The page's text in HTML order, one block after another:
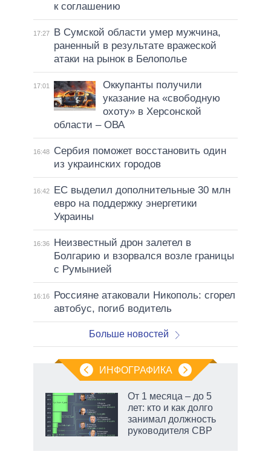
к соглашению
17:27
В Сумской области умер мужчина,
раненный в результате вражеской
атаки на рынок в Белополье
17:01
Оккупанты получили
указание на «свободную
охоту» в Херсонской
области – ОВА
16:48
Сербия поможет восстановить один
из украинских городов
16:42
ЕС выделил дополнительные 30 млн
евро на поддержку энергетики
Украины
16:36
Неизвестный дрон залетел в
Болгарию и взорвался возле границы
с Румынией
16:16
Россияне атаковали Никополь: сгорел
автобус, погиб водитель
Больше новостей
ИНФОГРАФИКА
От 1 месяца – до 5
лет: кто и как долго
занимал должность
руководителя СВР